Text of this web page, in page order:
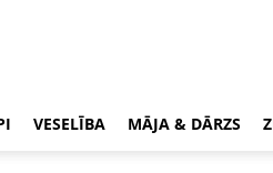
VESELĪBA MĀJA & DĀRZS